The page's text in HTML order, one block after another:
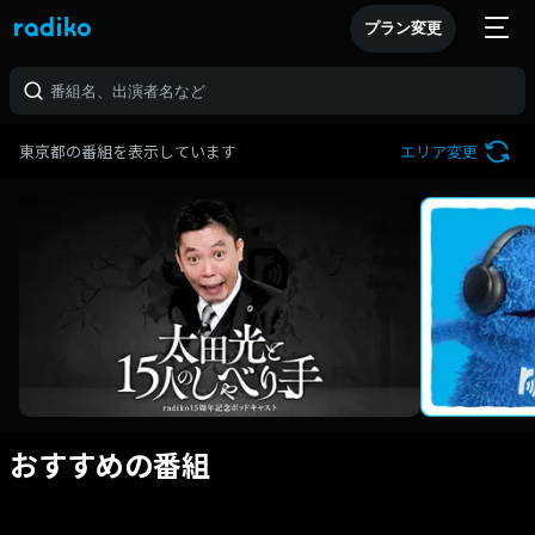
プラン変更
東京都の番組を表示しています エリア変更
おすすめの番組